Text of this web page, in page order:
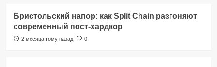
Бристольский напор: как Split Chain разгоняют
современный пост-хардкор
2 месяца тому назад 0